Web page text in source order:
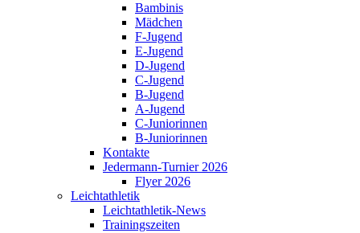
Bambinis
Mädchen
F-Jugend
E-Jugend
D-Jugend
C-Jugend
B-Jugend
A-Jugend
C-Juniorinnen
B-Juniorinnen
Kontakte
Jedermann-Turnier 2026
Flyer 2026
Leichtathletik
Leichtathletik-News
Trainingszeiten